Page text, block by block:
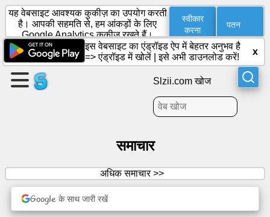
पृष्ठ
बनाएँ
कार्यसूची
मनोरंजन
यह वेबसाइट आवश्यक कुकीज़ का उपयोग करती
है। आपकी सहमति से, हम आंकड़ों के लिए
Google Analytics कुकीज़ रखते हैं।
स्वीकार
करना
पतन
इस वेबसाइट का एंड्रॉइड ऐप में बेहतर अनुभव है
=>एंड्रॉइड में खोलें |इसे अभी डाउनलोड करें!
x
Slzii.com खोज
समाचार
अधिक समाचार >>
Google के साथ जारी रखें